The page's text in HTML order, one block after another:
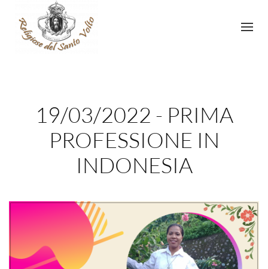
19/03/2022 - PRIMA
PROFESSIONE IN
INDONESIA